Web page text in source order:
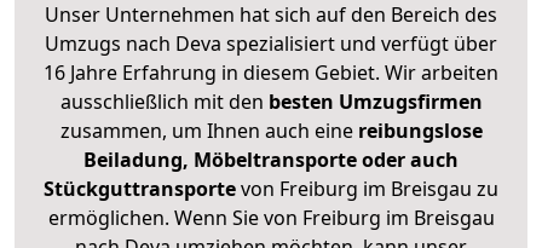
Unser Unternehmen hat sich auf den Bereich des
Umzugs nach Deva spezialisiert und verfügt über
16 Jahre Erfahrung in diesem Gebiet. Wir arbeiten
ausschließlich mit den besten Umzugsfirmen
zusammen, um Ihnen auch eine reibungslose
Beiladung, Möbeltransporte oder auch
Stückguttransportevon Freiburg im Breisgau zu
ermöglichen. Wenn Sie von Freiburg im Breisgau